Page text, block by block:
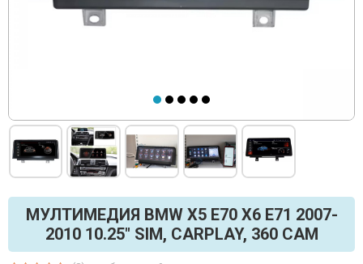
МУЛТИМЕДИЯ BMW X5 E70 X6 E71 2007-
2010 10.25" SIM, CARPLAY, 360 CAM